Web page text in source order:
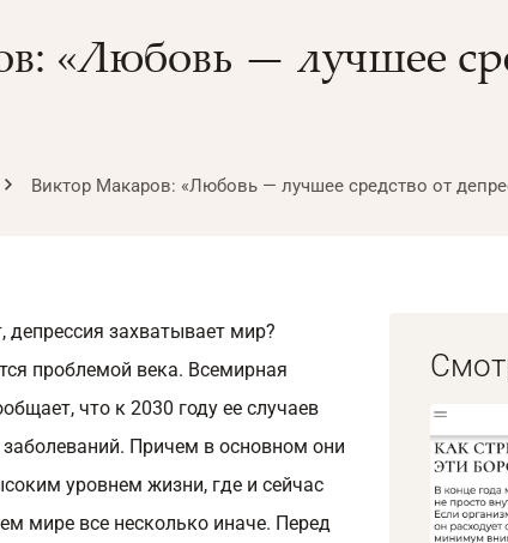
«Любовь — лучшее
Виктор Макаров: «Любовь — лучшее средство от
депрессия захватывает мир?
проблемой века. Всемирная
что к 2030 году ее случаев
Причем в основном они
уровнем жизни, где и сейчас
мире все несколько иначе. Перед